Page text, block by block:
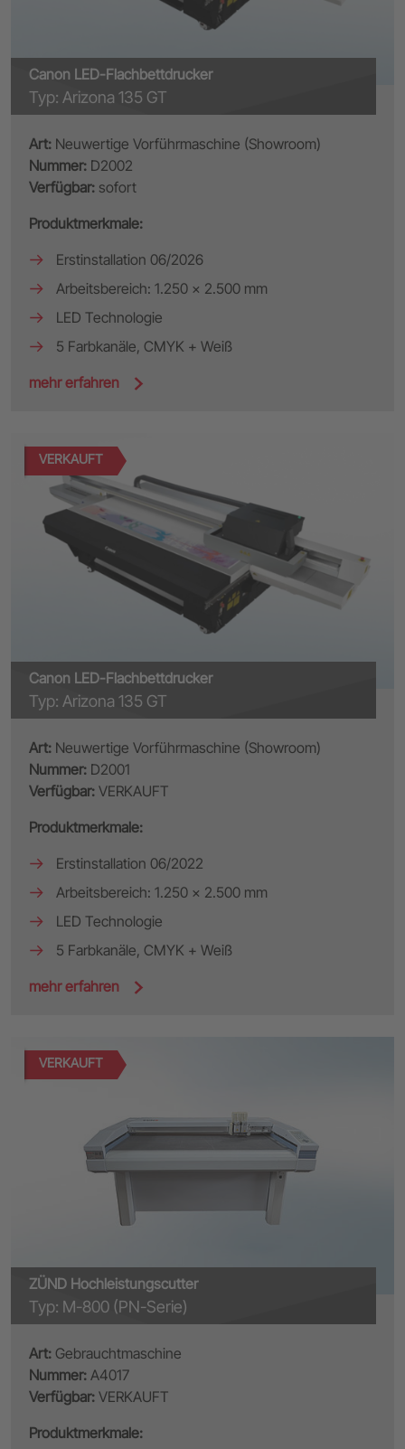
Canon LED-Flachbettdrucker
Typ: Arizona 135 GT
Art: Neuwertige Vorführmaschine (Showroom)
Nummer: D2002
Verfügbar: sofort
Produktmerkmale:
Erstinstallation 06/2026
Arbeitsbereich: 1.250 x 2.500 mm
LED Technologie
5 Farbkanäle, CMYK + Weiß
mehr erfahren
VERKAUFT
Canon LED-Flachbettdrucker
Typ: Arizona 135 GT
Art: Neuwertige Vorführmaschine (Showroom)
Nummer: D2001
Verfügbar: VERKAUFT
Produktmerkmale:
Erstinstallation 06/2022
Arbeitsbereich: 1.250 x 2.500 mm
LED Technologie
5 Farbkanäle, CMYK + Weiß
mehr erfahren
VERKAUFT
ZÜND Hochleistungscutter
Typ: M-800 (PN-Serie)
Art: Gebrauchtmaschine
Nummer: A4017
Verfügbar: VERKAUFT
Produktmerkmale: